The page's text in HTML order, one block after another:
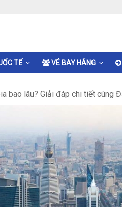
TẾ VÉ BAY HÃNG
bao lâu? Giải đáp chi tiết cùng